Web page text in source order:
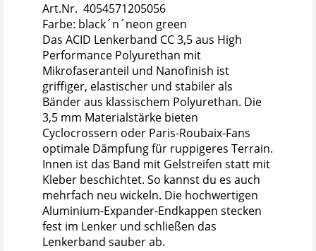
Art.Nr. 4054571205056
Farbe: black´n´neon green
Das ACID Lenkerband CC 3,5 aus High
Performance Polyurethan mit
Mikrofaseranteil und Nanofinish ist
griffiger, elastischer und stabiler als
Bänder aus klassischem Polyurethan. Die
3,5 mm Materialstärke bieten
Cyclocrossern oder Paris-Roubaix-Fans
optimale Dämpfung für ruppigeres Terrain.
Innen ist das Band mit Gelstreifen statt mit
Kleber beschichtet. So kannst du es auch
mehrfach neu wickeln. Die hochwertigen
Aluminium-Expander-Endkappen stecken
fest im Lenker und schließen das
Lenkerband sauber ab.